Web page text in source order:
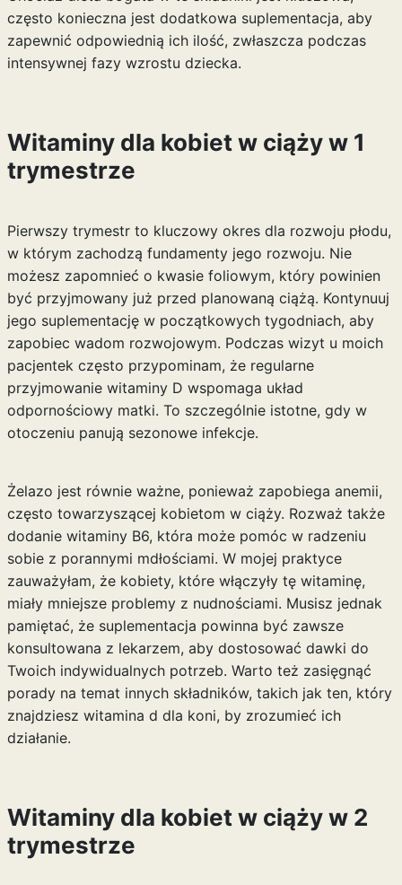
często konieczna jest dodatkowa suplementacja, aby
zapewnić odpowiednią ich ilość, zwłaszcza podczas
intensywnej fazy wzrostu dziecka.
Witaminy dla kobiet w ciąży w 1
trymestrze
Pierwszy trymestr to kluczowy okres dla rozwoju płodu,
w którym zachodzą fundamenty jego rozwoju. Nie
możesz zapomnieć o kwasie foliowym, który powinien
być przyjmowany już przed planowaną ciążą. Kontynuuj
jego suplementację w początkowych tygodniach, aby
zapobiec wadom rozwojowym. Podczas wizyt u moich
pacjentek często przypominam, że regularne
przyjmowanie witaminy D wspomaga układ
odpornościowy matki. To szczególnie istotne, gdy w
otoczeniu panują sezonowe infekcje.
Żelazo jest równie ważne, ponieważ zapobiega anemii,
często towarzyszącej kobietom w ciąży. Rozważ także
dodanie witaminy B6, która może pomóc w radzeniu
sobie z porannymi mdłościami. W mojej praktyce
zauważyłam, że kobiety, które włączyły tę witaminę,
miały mniejsze problemy z nudnościami. Musisz jednak
pamiętać, że suplementacja powinna być zawsze
konsultowana z lekarzem, aby dostosować dawki do
Twoich indywidualnych potrzeb. Warto też zasięgnąć
porady na temat innych składników, takich jak ten, który
znajdziesz witamina d dla koni, by zrozumieć ich
działanie.
Witaminy dla kobiet w ciąży w 2
trymestrze